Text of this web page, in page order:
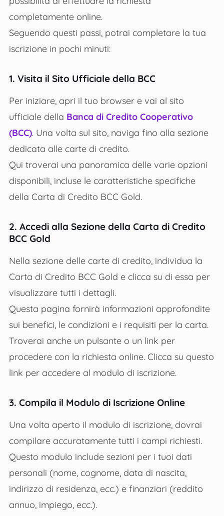
completamente online.
Seguendo questi passi, potrai completare la tua
iscrizione in pochi minuti:
1. Visita il Sito Ufficiale della BCC
Per iniziare, apri il tuo browser e vai al sito
ufficiale della Banca di Credito Cooperativo
(BCC). Una volta sul sito, naviga fino alla sezione
dedicata alle carte di credito.
Qui troverai una panoramica delle varie opzioni
disponibili, incluse le caratteristiche specifiche
della Carta di Credito BCC Gold.
2. Accedi alla Sezione della Carta di Credito
BCC Gold
Nella sezione delle carte di credito, individua la
Carta di Credito BCC Gold e clicca su di essa per
visualizzare tutti i dettagli.
Questa pagina fornirà informazioni approfondite
sui benefici, le condizioni e i requisiti per la carta.
Troverai anche un pulsante o un link per
procedere con la richiesta online. Clicca su questo
link per accedere al modulo di iscrizione.
3. Compila il Modulo di Iscrizione Online
Una volta aperto il modulo di iscrizione, dovrai
compilare accuratamente tutti i campi richiesti.
Questo modulo include sezioni per i tuoi dati
personali (nome, cognome, data di nascita,
indirizzo di residenza, ecc.) e finanziari (reddito
annuo, impiego, ecc.).